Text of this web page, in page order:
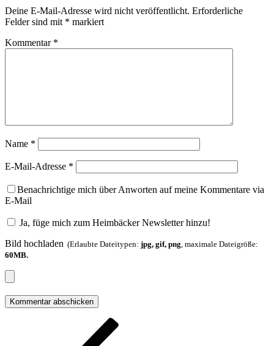
Deine E-Mail-Adresse wird nicht veröffentlicht. Erforderliche
Felder sind mit * markiert
Kommentar *
Name *
E-Mail-Adresse *
Benachrichtige mich über Anworten auf meine Kommentare via
E-Mail
Ja, füge mich zum Heimbäcker Newsletter hinzu!
Bild hochladen (Erlaubte Dateitypen: jpg, gif, png , maximale Dateigröße:
60MB.
Beitragsnavigation